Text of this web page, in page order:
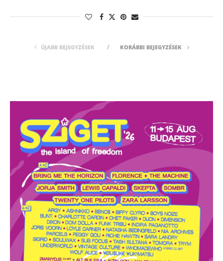
ÚJABB BEJEGYZÉSEK KORÁBBI BEJEGYZÉSEK